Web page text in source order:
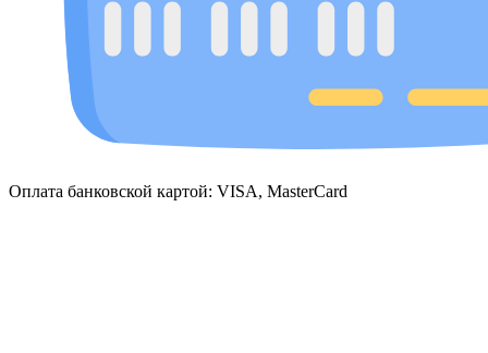
Оплата банковской картой: VISA, MasterCard